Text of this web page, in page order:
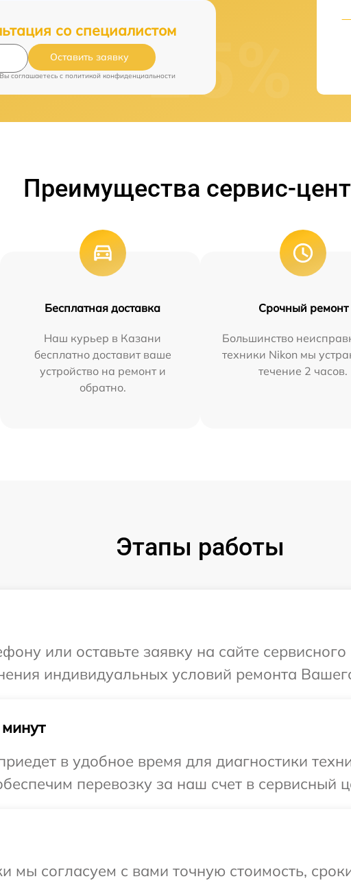
со специалистом
Оставить заявку
соглашаетесь c политикой конфиденциальности
Преимущества сервис-
Бесплатная доставка
Наш курьер в Казани
бесплатно доставит ваше
устройство на ремонт и
обратно.
Срочный ремонт
Большинство
техники Nikon мы
течение 2 часов.
Этапы работы
или оставьте заявку на сайте
индивидуальных условий ремонта
в удобное время для диагностики
перевозку за наш счет в сервисный
мы согласуем с вами точную стоимость,